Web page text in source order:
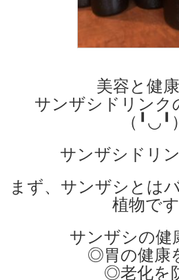
美容と健
サンザシドリンク
（╹◡╹）
サンザシドリ
まず、サンザシとは
植物です
サンザシの健
◎胃の健康
◎老化を